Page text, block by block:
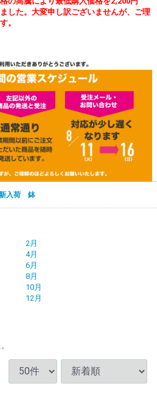
した。大変申し訳ございませんが、ご理
。
入荷 鉢
2月
4月
6月
8月
10月
12月